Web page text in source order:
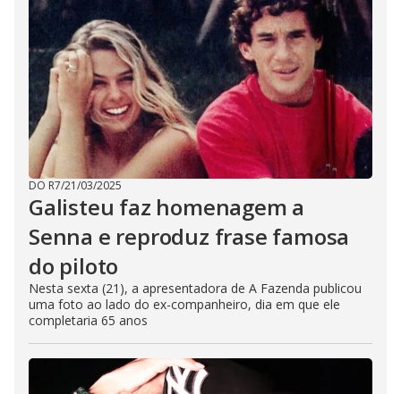
DO R7/21/03/2025
Galisteu faz homenagem a
Senna e reproduz frase famosa
do piloto
Nesta sexta (21), a apresentadora de A Fazenda publicou
uma foto ao lado do ex-companheiro, dia em que ele
completaria 65 anos